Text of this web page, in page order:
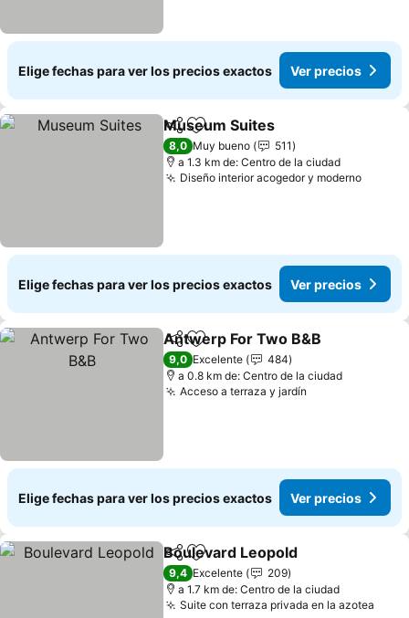
Elige fechas para ver los precios exactos Ver precios
CompartirAgregar a favoritos
Museum Suites
8,0 Muy bueno
511
a 1.3 km de: Centro de la ciudad
Diseño interior acogedor y moderno
Elige fechas para ver los precios exactos Ver precios
CompartirAgregar a favoritos
Antwerp For Two B&B
9,0 Excelente
484
a 0.8 km de: Centro de la ciudad
Acceso a terraza y jardín
Elige fechas para ver los precios exactos Ver precios
CompartirAgregar a favoritos
Boulevard Leopold
9,4 Excelente
209
a 1.7 km de: Centro de la ciudad
Suite con terraza privada en la azotea